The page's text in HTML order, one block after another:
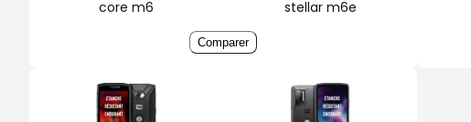
core m6
stellar m6e
Comparer